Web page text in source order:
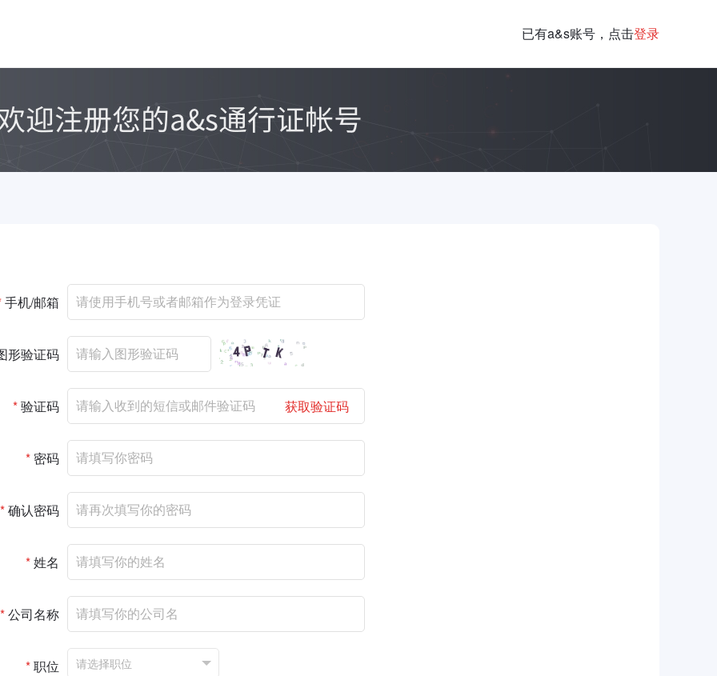
已有a&s账号，点击登录
手机/邮箱
形验证码
*验证码 获取验证码
* 密码
*确认密码
*姓名
*公司名称
*职位